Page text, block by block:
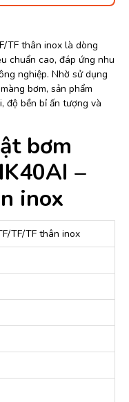
TF thân inox là dòng
chuẩn cao, đáp ứng nhu
nghiệp. Nhờ sử dụng
bơm, sản phẩm
độ bền bỉ ấn tượng và
bơm
–
inox
TF/TF thân inox